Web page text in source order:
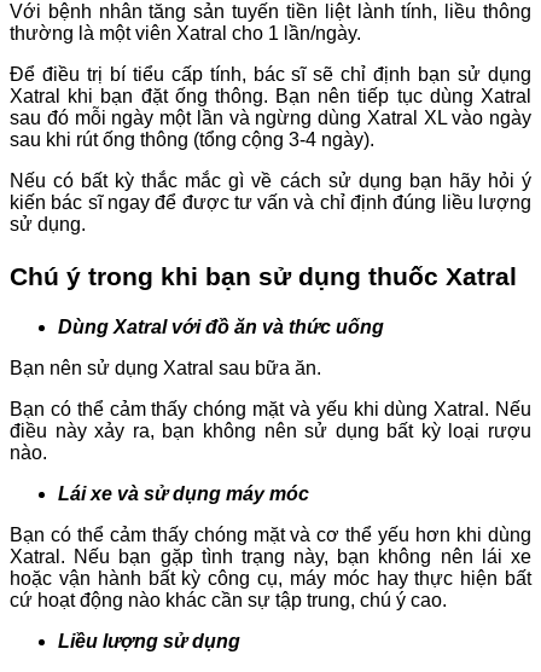
Với bệnh nhân tăng sản tuyến tiền liệt lành tính, liều thông
thường là một viên Xatral cho 1 lần/ngày.
Để điều trị bí tiểu cấp tính, bác sĩ sẽ chỉ định bạn sử dụng
Xatral khi bạn đặt ống thông. Bạn nên tiếp tục dùng Xatral
sau đó mỗi ngày một lần và ngừng dùng Xatral XL vào ngày
sau khi rút ống thông (tổng cộng 3-4 ngày).
Nếu có bất kỳ thắc mắc gì về cách sử dụng bạn hãy hỏi ý
kiến bác sĩ ngay để được tư vấn và chỉ định đúng liều lượng
sử dụng.
Chú ý trong khi bạn sử dụng thuốc Xatral
Dùng Xatral với đồ ăn và thức uống
Bạn nên sử dụng Xatral sau bữa ăn.
Bạn có thể cảm thấy chóng mặt và yếu khi dùng Xatral. Nếu
điều này xảy ra, bạn không nên sử dụng bất kỳ loại rượu
nào.
Lái xe và sử dụng máy móc
Bạn có thể cảm thấy chóng mặt và cơ thể yếu hơn khi dùng
Xatral. Nếu bạn gặp tình trạng này, bạn không nên lái xe
hoặc vận hành bất kỳ công cụ, máy móc hay thực hiện bất
cứ hoạt động nào khác cần sự tập trung, chú ý cao.
Liều lượng sử dụng